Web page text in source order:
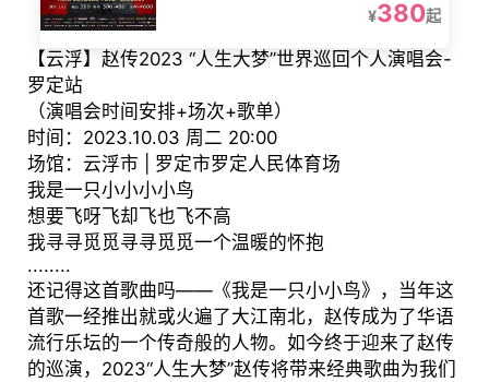
¥380起
【云浮】赵传2023 “人生大梦”世界巡回个人演唱会-
罗定站
（演唱会时间安排+场次+歌单）
时间：2023.10.03 周二 20:00
场馆：云浮市 | 罗定市罗定人民体育场
我是一只小小小小鸟
想要飞呀飞却飞也飞不高
我寻寻觅觅寻寻觅觅一个温暖的怀抱
........
还记得这首歌曲吗——《我是一只小小鸟》，当年这
首歌一经推出就或火遍了大江南北，赵传成为了华语
流行乐坛的一个传奇般的人物。如今终于迎来了赵传
的巡演，2023“人生大梦”赵传将带来经典歌曲为我们